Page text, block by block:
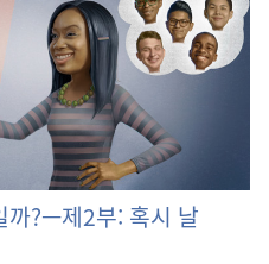
까?—제2부: 혹시 날